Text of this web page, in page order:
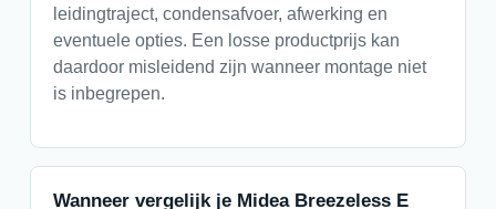
leidingtraject, condensafvoer, afwerking en
eventuele opties. Een losse productprijs kan
daardoor misleidend zijn wanneer montage niet
is inbegrepen.
Wanneer vergelijk je Midea Breezeless E